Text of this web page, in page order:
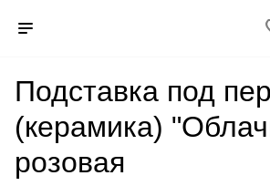
Подставка под
(керамика)
розовая